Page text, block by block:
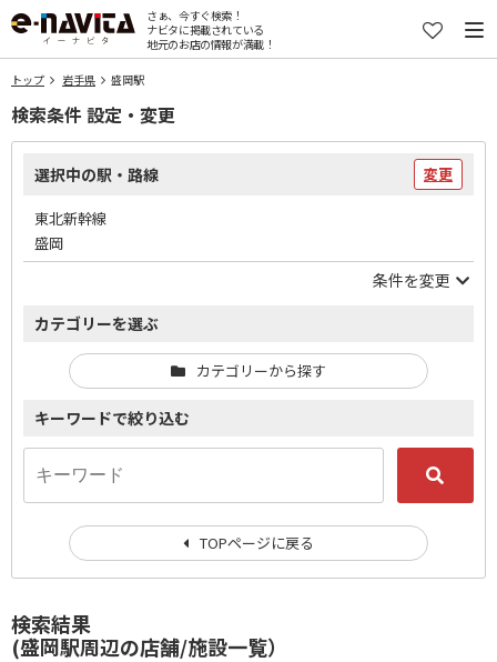
さぁ、今すぐ検索！
ナビタに掲載されている
地元のお店の情報が満載！
トップ 岩手県 盛岡駅
検索結果
(盛岡駅周辺の店舗/施設一覧）
検索条件 設定・変更
選択中の駅・路線 変更
東北新幹線
盛岡
条件を変更
カテゴリーを選ぶ
カテゴリーから探す
キーワードで絞り込む
TOPページに戻る